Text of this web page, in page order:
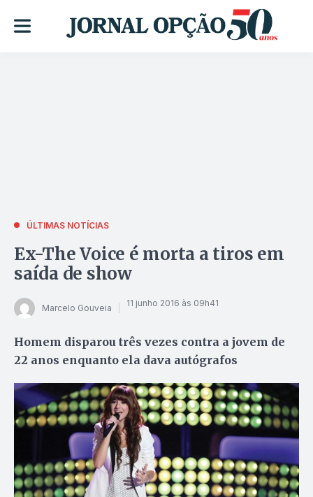
ÚLTIMAS NOTÍCIAS
Ex-The Voice é morta a tiros em
saída de show
Marcelo Gouveia 11 junho 2016 às 09h41
Homem disparou três vezes contra a jovem de
22 anos enquanto ela dava autógrafos